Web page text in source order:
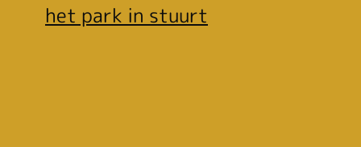
het park in stuurt